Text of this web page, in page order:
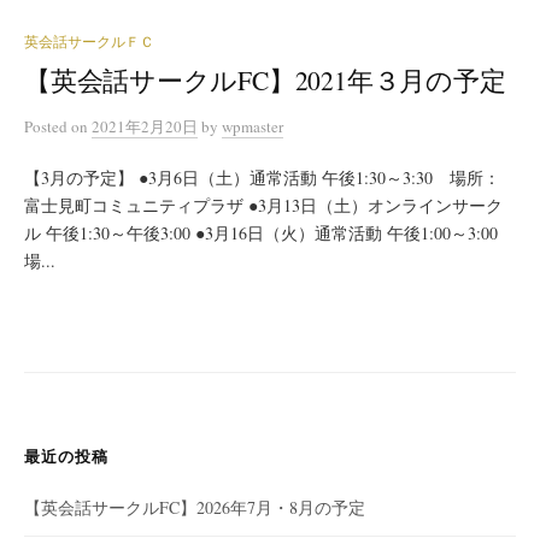
英会話サークルＦＣ
【英会話サークルFC】2021年３月の予定
Posted on 2021年2月20日 by wpmaster
【3月の予定】 ●3月6日（土）通常活動 午後1:30～3:30 場所：
富士見町コミュニティプラザ ●3月13日（土）オンラインサーク
ル 午後1:30～午後3:00 ●3月16日（火）通常活動 午後1:00～3:00
場...
最近の投稿
【英会話サークルFC】2026年7月・8月の予定